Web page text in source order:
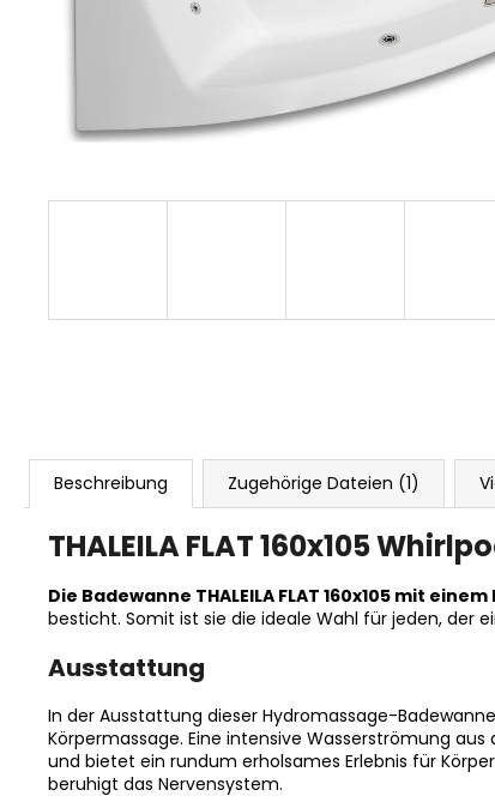
Beschreibung Zugehörige Dateien (1)
THALEILA FLAT 160x105
Die Badewanne THALEILA FLAT 160x105 mit
besticht. Somit ist sie die ideale Wahl für jeden, der
Ausstattung
In der Ausstattung dieser Hydromassage-
Körpermassage. Eine intensive Wasserströmung
und bietet ein rundum erholsames Erlebnis für
beruhigt das Nervensystem.